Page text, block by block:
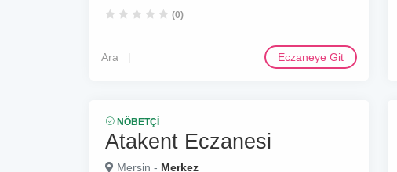
(0)
Ara Eczaneye Git
NÖBETÇI
Atakent Eczanesi
Mersin - Merkez